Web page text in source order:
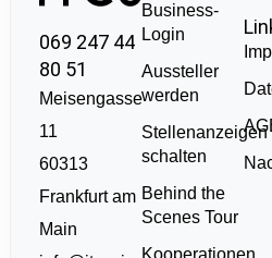
069 247 44
80 51
Meisengasse
11
60313
Frankfurt am
Main
Business-
Login
Aussteller
werden
Stellenanzeigen
schalten
Behind the
Scenes Tour